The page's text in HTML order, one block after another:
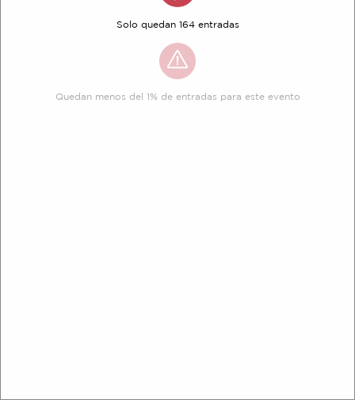
Solo quedan 164 entradas
Quedan menos del 1% de entradas para este evento